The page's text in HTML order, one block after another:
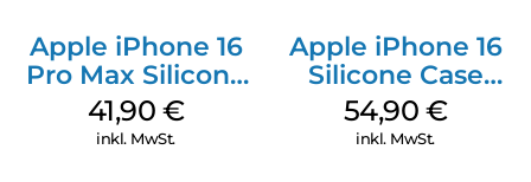
Apple iPhone 16
Pro Max Silicone
Case MagSafe
Ultramarine
41,90 €
inkl. MwSt.
Apple iPhone 16
Silicone Case
MagSafe Black
54,90 €
inkl. MwSt.